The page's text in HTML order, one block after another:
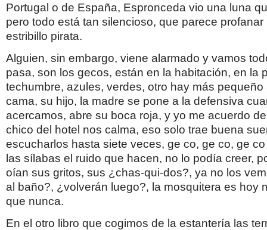
Portugal o de España, Espronceda vio una luna
pero todo está tan silencioso, que parece profanar
estribillo pirata.
Alguien, sin embargo, viene alarmado y vamos
pasa, son los gecos, están en la habitación, en la
techumbre, azules, verdes, otro hay más pequeño
cama, su hijo, la madre se pone a la defensiva
acercamos, abre su boca roja, y yo me acuerdo
chico del hotel nos calma, eso solo trae buena
escucharlos hasta siete veces, ge co, ge co, ge
las sílabas el ruido que hacen, no lo podía creer,
oían sus gritos, sus ¿chas-qui-dos?, ya no los
al baño?, ¿volverán luego?, la mosquitera es hoy
que nunca.
En el otro libro que cogimos de la estantería las